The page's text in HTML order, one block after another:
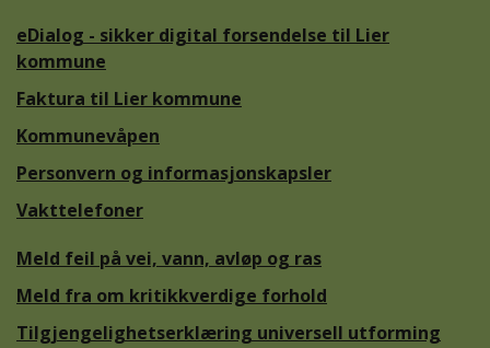
eDialog - sikker digital forsendelse til Lier
kommune
Faktura til Lier kommune
Kommunevåpen
Personvern og informasjonskapsler
Vakttelefoner
Meld feil på vei, vann, avløp og ras
Meld fra om kritikkverdige forhold
Tilgjengelighetserklæring universell utforming